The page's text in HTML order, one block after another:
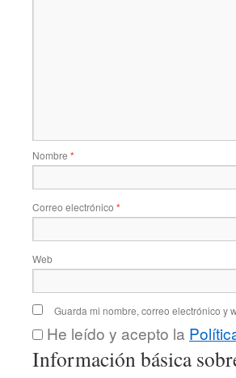
Nombre *
Correo electrónico *
Web
Guarda mi nombre, correo electrónico y
He leído y acepto la
Información básica